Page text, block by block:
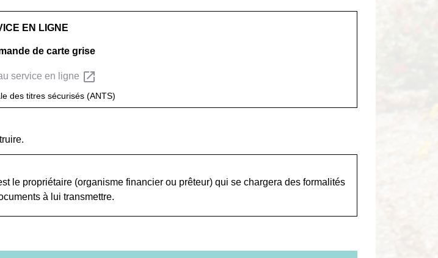
EN LIGNE
de carte grise
service en ligne open_in_new
des titres sécurisés (ANTS)
le propriétaire (organisme financier ou prêteur) qui se chargera des formalités
à lui transmettre.